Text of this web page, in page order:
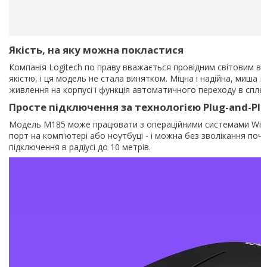
Якість, на яку можна покластися
Компанія Logitech по праву вважається провідним світовим
якістю, і ця модель не стала винятком. Міцна і надійна,
живлення на корпусі і функція автоматичного переходу в
Просте підключення за технологією Plug-and-
Модель M185 може працювати з операційними системами
порт на комп'ютері або ноутбуці - і можна без зволікання
підключення в радіусі до 10 метрів.